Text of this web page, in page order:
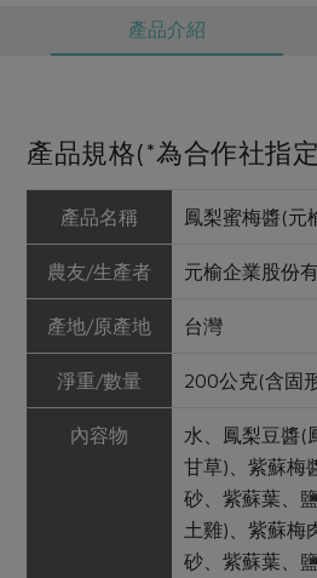
產品介紹
產品規格(*為合作社指
產品名稱 鳳梨蜜梅醬(元
農友/生產者 元榆企業股份
產地/原產地 台灣
淨重/數量 200公克(含固
內容物
水、鳳梨豆醬(
甘草)、紫蘇梅
砂、紫蘇葉、
土雞)、紫蘇梅
砂、紫蘇葉、